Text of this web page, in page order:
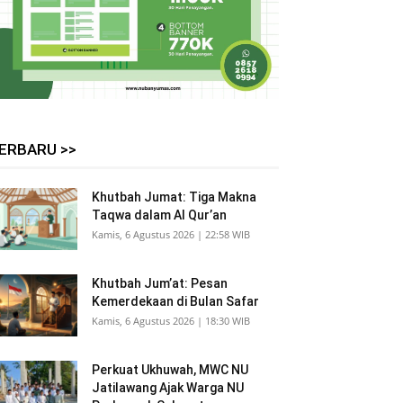
>>
Khutbah Jumat: Tiga Makna
Taqwa dalam Al Qur’an
Kamis, 6 Agustus 2026 | 22:58 WIB
Khutbah Jum’at: Pesan
Kemerdekaan di Bulan Safar
Kamis, 6 Agustus 2026 | 18:30 WIB
Perkuat Ukhuwah, MWC NU
Jatilawang Ajak Warga NU